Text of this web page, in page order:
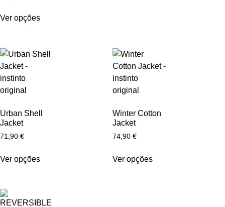
Ver opções
Urban Shell
Jacket
71,90 €
Ver opções
Winter Cotton
Jacket
74,90 €
Ver opções